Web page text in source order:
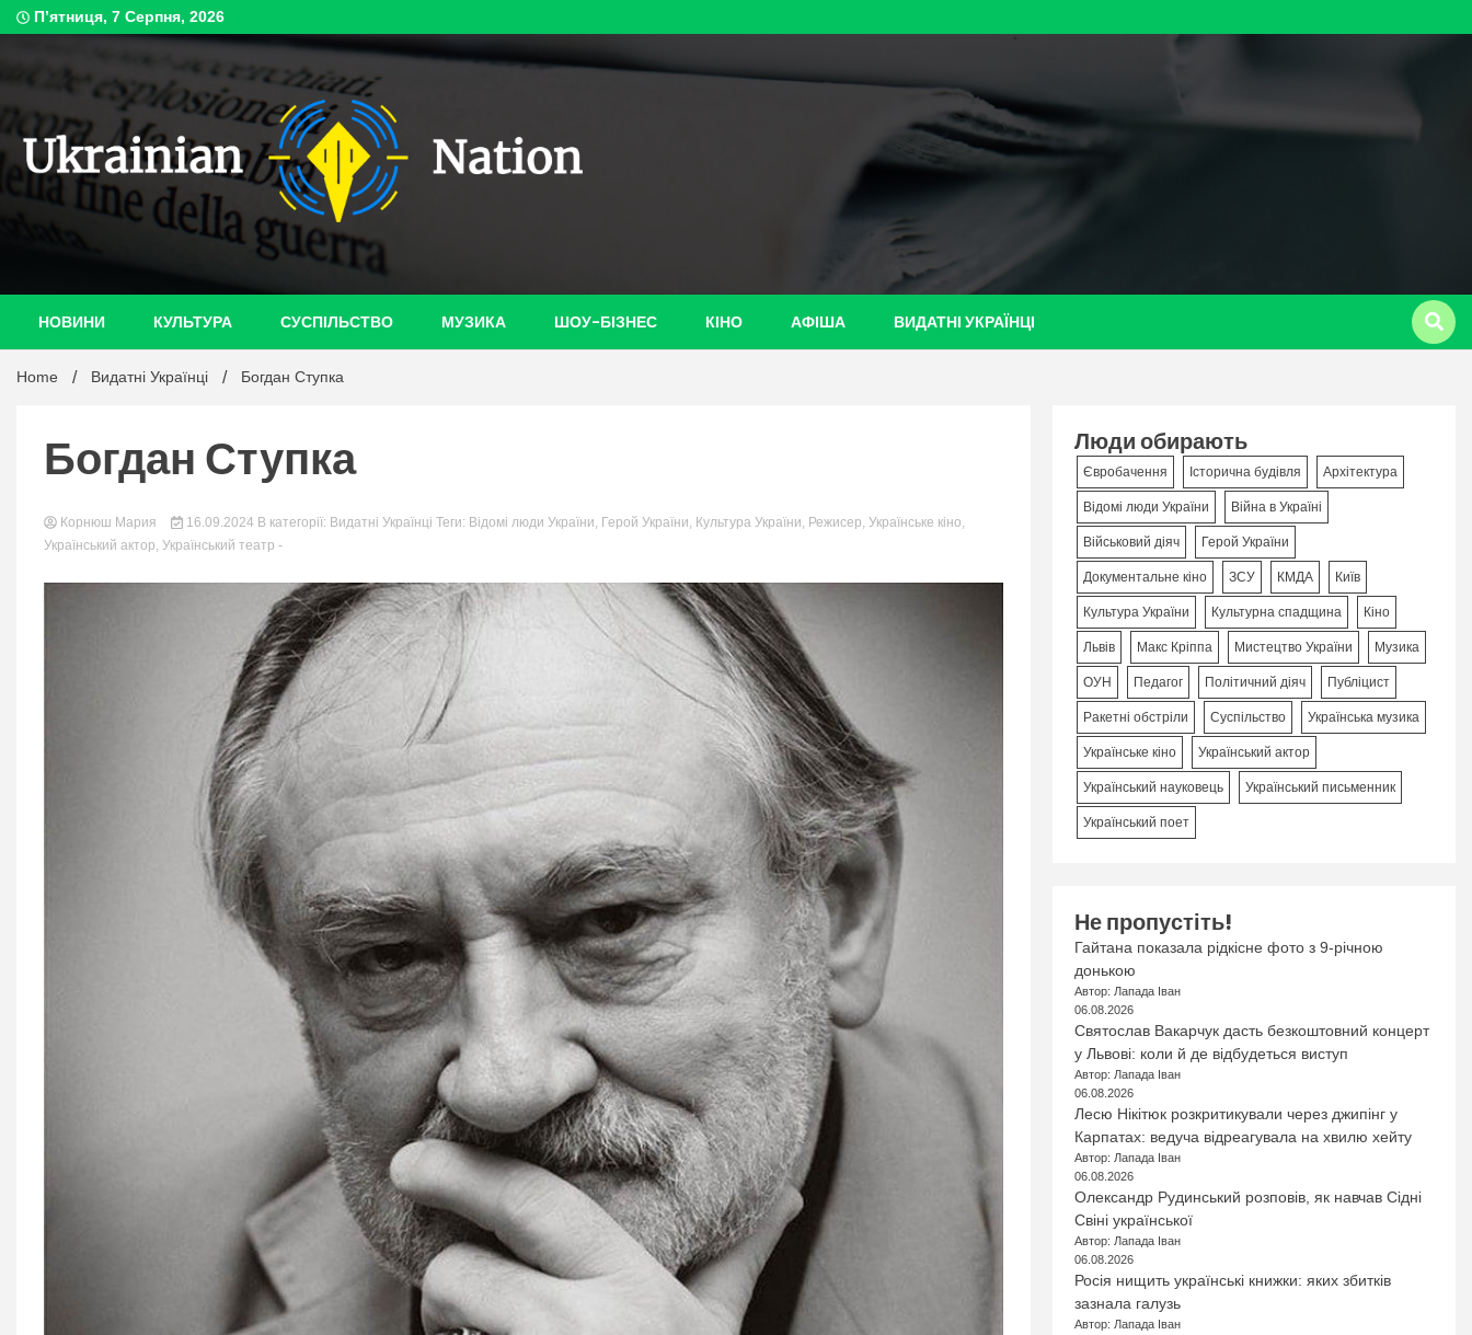
Skip
to
П’ятниця, 7 Серпня, 2026
ukrainian-
nation.org.ua
НОВИНИ КУЛЬТУРА СУСПІЛЬСТВО МУЗИКА ШОУ-БІЗНЕС КІНО АФІША ВИДАТНІ УКРАЇНЦІ
Home Видатні Українці Богдан Ступка
Богдан Ступка
Корнюш Мария 16.09.2024 В категорії: Видатні Українці Теги: Відомі люди України, Герой України, Культура України, Режисер, Українське кіно,
Український актор, Український театр -
Люди обирають
Євробачення Історична будівля Архітектура
Відомі люди України Війна в Україні
Військовий діяч Герой України
Документальне кіно ЗСУ КМДА Київ
Культура України Культурна спадщина Кіно
Львів Макс Кріппа Мистецтво України Музика
ОУН Педагог Політичний діяч Публіцист
Ракетні обстріли Суспільство Українська музика
Українське кіно Український актор
Український науковець Український письменник
Український поет
Не пропустіть!
Гайтана показала рідкісне фото з 9-річною
донькою
Автор: Лапада Іван
06.08.2026
Святослав Вакарчук дасть безкоштовний концерт
у Львові: коли й де відбудеться виступ
Автор: Лапада Іван
06.08.2026
Лесю Нікітюк розкритикували через джипінг у
Карпатах: ведуча відреагувала на хвилю хейту
Автор: Лапада Іван
06.08.2026
Олександр Рудинський розповів, як навчав Сідні
Свіні української
Автор: Лапада Іван
06.08.2026
Росія нищить українські книжки: яких збитків
зазнала галузь
Автор: Лапада Іван